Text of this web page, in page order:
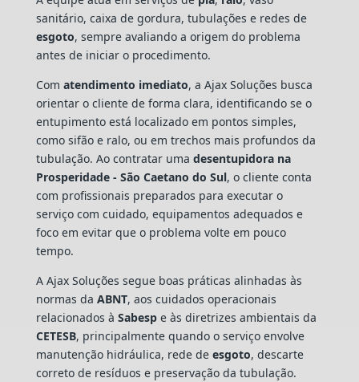
sanitário, caixa de gordura, tubulações e redes de
esgoto, sempre avaliando a origem do problema
antes de iniciar o procedimento.
Com atendimento imediato, a Ajax Soluções busca
orientar o cliente de forma clara, identificando se o
entupimento está localizado em pontos simples,
como sifão e ralo, ou em trechos mais profundos da
tubulação. Ao contratar uma desentupidora na
Prosperidade - São Caetano do Sul, o cliente conta
com profissionais preparados para executar o
serviço com cuidado, equipamentos adequados e
foco em evitar que o problema volte em pouco
tempo.
A Ajax Soluções segue boas práticas alinhadas às
normas da ABNT, aos cuidados operacionais
relacionados à Sabespe às diretrizes ambientais da
CETESB, principalmente quando o serviço envolve
manutenção hidráulica, rede de esgoto, descarte
correto de resíduos e preservação da tubulação.